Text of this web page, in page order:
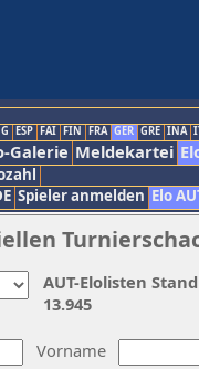
ESP FAI FIN FRA GER GRE INA
Galerie Meldekartei
Spieler anmelden Elo
Vorname
AUT-Elolisten
13.945